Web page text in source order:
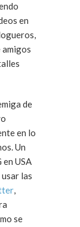
en
amigos
de
en lo
Un
en USA
las
,
se